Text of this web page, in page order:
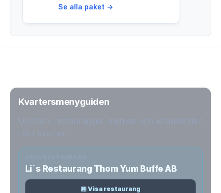
Se alla paket →
Kvartersmenyguiden
Li´s Restaurang Thom Yum Buffe AB
🏪 Visa restaurang